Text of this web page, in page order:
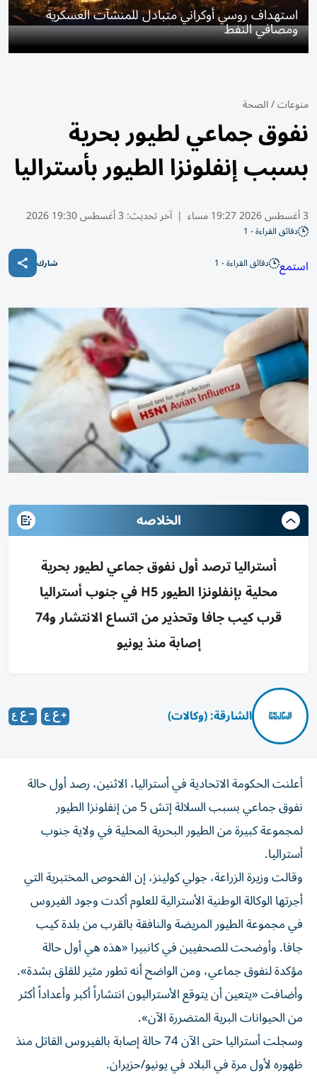
استهداف روسي أوكراني متبادل للمنشآت العسكرية
ومصافي النفط
منوعات/الصحة
نفوق جماعي لطيور بحرية
بسبب إنفلونزا الطيور بأستراليا
3 أغسطس 2026 19:27 مساء | آخر تحديث: 3 أغسطس 19:30 2026
دقائق القراءة - 1
استمع دقائق القراءة - 1 شارك
الخلاصه
أستراليا ترصد أول نفوق جماعي لطيور بحرية
محلية بإنفلونزا الطيور H5 في جنوب أستراليا
قرب كيب جافا وتحذير من اتساع الانتشار و74
إصابة منذ يونيو
الشارقة: (وكالات)
أعلنت الحكومة الاتحادية ‌في أستراليا، الاثنين، رصد أول حالة
نفوق ​جماعي ‌بسبب السلالة إتش ‌5 من إنفلونزا الطيور
لمجموعة كبيرة من الطيور ‌البحرية المحلية في ولاية جنوب
⁠أستراليا.
وقالت وزيرة الزراعة، جولي كولينز، إن الفحوص المختبرية التي
أجرتها الوكالة الوطنية الأسترالية للعلوم أكدت وجود ​الفيروس
في مجموعة الطيور المريضة ‌والنافقة بالقرب من بلدة كيب
جافا. وأوضحت للصحفيين ⁠في كانبيرا «هذه هي أول حالة
مؤكدة لنفوق جماعي، ومن ​الواضح ‌أنه تطور مثير ‌للقلق بشدة».
وأضافت «يتعين أن يتوقع الأستراليون انتشاراً أكبر وأعداداً ‌أكثر
من الحيوانات ‌البرية المتضررة ⁠الآن».
وسجلت أستراليا حتى ‌الآن 74 حالة إصابة بالفيروس القاتل ⁠منذ
ظهوره لأول ​مرة في البلاد في يونيو/حزيران.